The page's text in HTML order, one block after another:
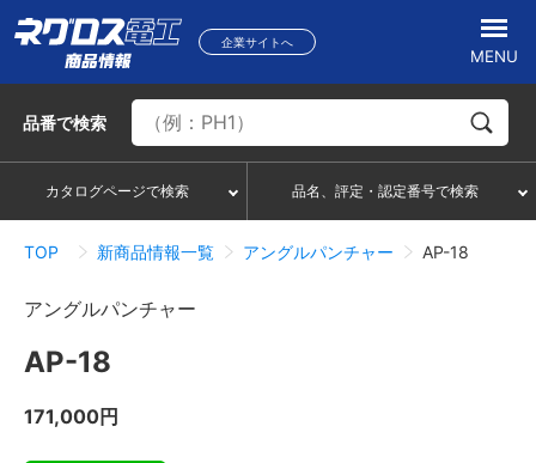
企業サイトへ
MENU
品番で検索
カタログページで検索 品名、評定・認定番号で検索
TOP 新商品情報一覧 アングルパンチャー AP-18
アングルパンチャー
AP-18
171,000円